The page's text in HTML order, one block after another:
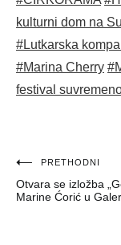
kulturni dom na
#Lutkarska
#Marina Cherry
festival
objava
PRETHODNI
Otvara se izložba
Marine Ćorić u